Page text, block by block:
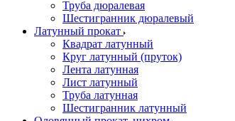
Труба дюралевая
Шестигранник дюралевый
Латунный прокат
Квадрат латунный
Круг латунный (пруток)
Лента латунная
Лист латунный
Труба латунная
Шестигранник латунный